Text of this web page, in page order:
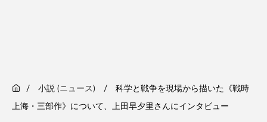
小説 (ニュース) 科学と戦争を現場から描いた《戦時
上海・三部作》について、上田早夕里さんにインタビュー